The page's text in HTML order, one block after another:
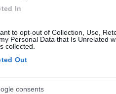
In
to opt-out of Collection, Use,
Personal Data that Is Unrelated
collected.
Out
consents
i pulman vecchiotti li montavano .